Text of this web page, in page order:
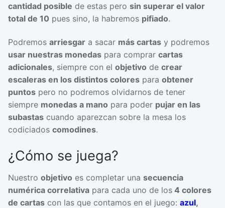
cantidad posible de estas pero sin superar el valor
total de 10 pues sino, la habremos pifiado.
Podremos arriesgar a sacar más cartas y podremos
usar nuestras monedas para comprar cartas
adicionales, siempre con el objetivo de crear
escaleras en los distintos colores para obtener
puntos pero no podremos olvidarnos de tener
siempre monedas a mano para poder pujar en las
subastas cuando aparezcan sobre la mesa los
codiciados comodines.
¿Cómo se juega?
Nuestro objetivo es completar una secuencia
numérica correlativa para cada uno de los 4 colores
de cartas con las que contamos en el juego: azul,